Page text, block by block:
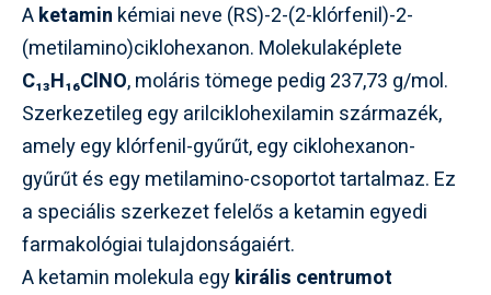
Aketamin kémiai neve (RS)-2-(2-klórfenil)-2-
(metilamino)ciklohexanon. Molekulaképlete
C₁₃H₁₆ClNO, moláris tömege pedig 237,73 g/mol.
Szerkezetileg egy arilciklohexilamin származék,
amely egy klórfenil-gyűrűt, egy ciklohexanon-
gyűrűt és egy metilamino-csoportot tartalmaz. Ez
a speciális szerkezet felelős a ketamin egyedi
farmakológiai tulajdonságaiért.
A ketamin molekula egykirális centrumot